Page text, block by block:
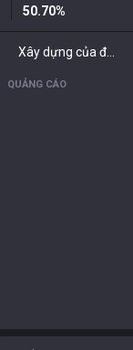
50.70%
QUẢNG CÁO